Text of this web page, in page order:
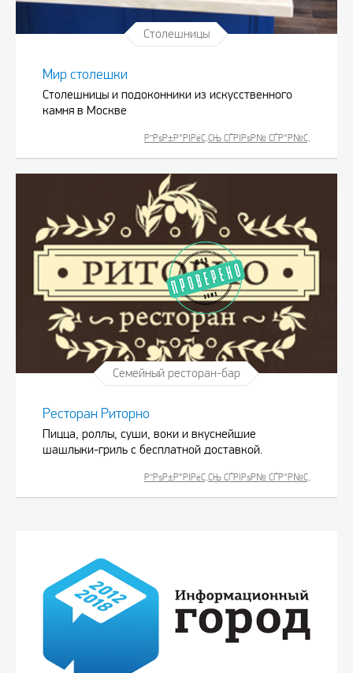
Столешницы
Мир столешки
Столешницы и подоконники из искусственного
камня в Москве
Р”РѕР±Р°РІРёС‚СЊ СЃРІРѕР№ СЃР°Р№С‚
Семейный ресторан-бар
Ресторан Риторно
Пицца, роллы, суши, воки и вкуснейшие
шашлыки-гриль с бесплатной доставкой.
Р”РѕР±Р°РІРёС‚СЊ СЃРІРѕР№ СЃР°Р№С‚